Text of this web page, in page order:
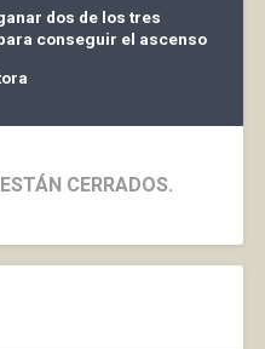
dos de los tres
conseguir el ascenso
CERRADOS.